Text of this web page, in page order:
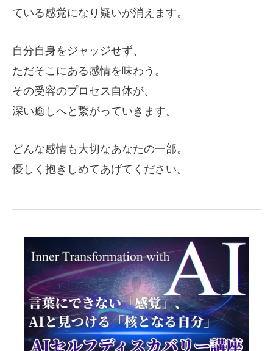
ている感覚になり疑いが消えます。
自分自身をジャッジせず、
ただそこにある感情を味わう。
その受容のプロセス自体が、
深い癒しへと繋がっていきます。
どんな感情も大切なあなたの一部。
優しく抱きしめてあげてください。